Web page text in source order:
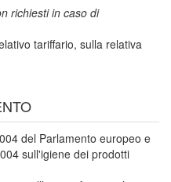
richiesti in caso di
tariffario, sulla relativa
del Parlamento europeo e
sull'igiene dei prodotti